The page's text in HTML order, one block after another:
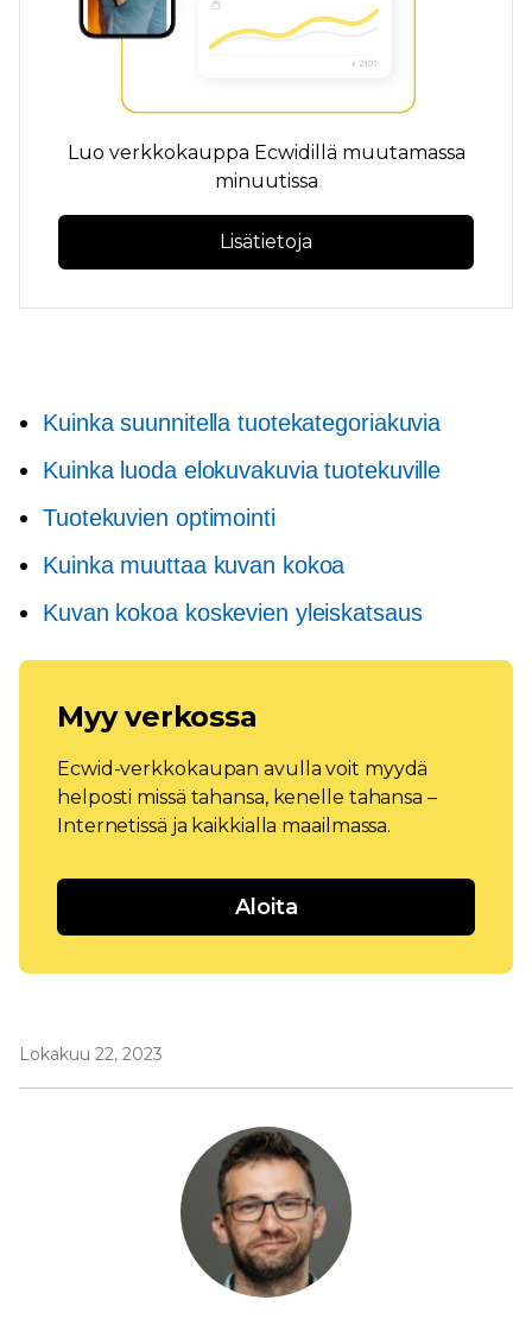
Luo verkkokauppa Ecwidillä muutamassa
minuutissa
Lisätietoja
Kuinka suunnitella tuotekategoriakuvia
Kuinka luoda elokuvakuvia tuotekuville
Tuotekuvien optimointi
Kuinka muuttaa kuvan kokoa
Kuvan kokoa koskevien yleiskatsaus
Myy verkossa
Ecwid-verkkokaupan avulla voit myydä
helposti missä tahansa, kenelle tahansa –
Internetissä ja kaikkialla maailmassa.
Aloita
Lokakuu 22, 2023